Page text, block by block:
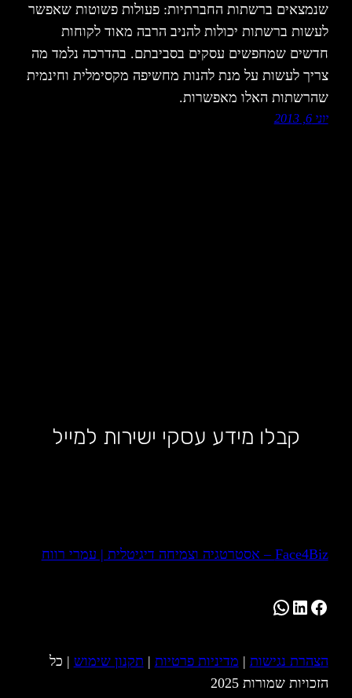
שנמצאים ברשתות החברתיות: פעולות פשוטות שאפשר
לעשות ברשתות יכולות להניב הרבה מאוד לקוחות
חדשים שמחפשים עסקים בסביבתם. בהדרכה נלמד מה
צריך לעשות על מנת להנות מחשיפה מקסימלית וחינמית
שהרשתות האלו מאפשרות.
יוני 6, 2013
קבלו מידע עסקי ישירות למייל
Face4Biz – אסטרטגיה וצמיחה דיגיטלית | עמרי רווח
Facebook
LinkedIn
WhatsApp
הצהרת נגישות | מדיניות פרטיות | תקנון שימוש | כל
הזכויות שמורות 2025